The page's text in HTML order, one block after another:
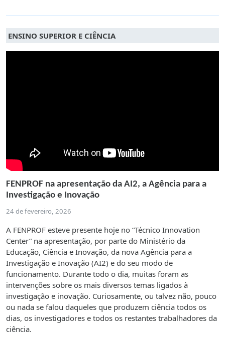
ENSINO SUPERIOR E CIÊNCIA
FENPROF na apresentação da AI2, a Agência para a
Investigação e Inovação
24 de fevereiro, 2026
A FENPROF esteve presente hoje no “Técnico Innovation
Center” na apresentação, por parte do Ministério da
Educação, Ciência e Inovação, da nova Agência para a
Investigação e Inovação (AI2) e do seu modo de
funcionamento. Durante todo o dia, muitas foram as
intervenções sobre os mais diversos temas ligados à
investigação e inovação. Curiosamente, ou talvez não, pouco
ou nada se falou daqueles que produzem ciência todos os
dias, os investigadores e todos os restantes trabalhadores da
ciência.